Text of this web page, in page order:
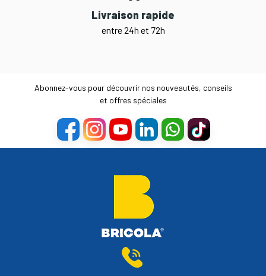
Livraison rapide
entre 24h et 72h
Abonnez-vous pour découvrir nos nouveautés, conseils
et offres spéciales